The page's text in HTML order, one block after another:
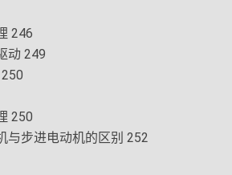
246
动 249
250
与步进电动机的区别 252